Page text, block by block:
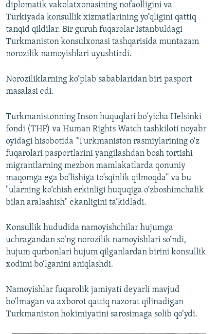
diplomatik vakolatxonasining nofaolligini va
Turkiyada konsullik xizmatlarining yo‘qligini qattiq
tanqid qildilar. Bir guruh fuqarolar Istanbuldagi
Turkmaniston konsulxonasi tashqarisida muntazam
norozilik namoyishlari uyushtirdi.
Noroziliklarning ko‘plab sabablaridan biri pasport
masalasi edi.
Turkmanistonning Inson huquqlari bo‘yicha Helsinki
fondi (THF) va Human Rights Watch tashkiloti noyabr
oyidagi hisobotida "Turkmaniston rasmiylarining o‘z
fuqarolari pasportlarini yangilashdan bosh tortishi
migrantlarning mezbon mamlakatlarda qonuniy
maqomga ega bo‘lishiga to‘sqinlik qilmoqda" va bu
"ularning ko‘chish erkinligi huquqiga o‘zboshimchalik
bilan aralashish" ekanligini ta’kidladi.
Konsullik hududida namoyishchilar hujumga
uchragandan so‘ng norozilik namoyishlari so‘ndi,
hujum qurbonlari hujum qilganlardan birini konsullik
xodimi bo‘lganini aniqlashdi.
Namoyishlar fuqarolik jamiyati deyarli mavjud
bo‘lmagan va axborot qattiq nazorat qilinadigan
Turkmaniston hokimiyatini sarosimaga solib qo‘ydi.